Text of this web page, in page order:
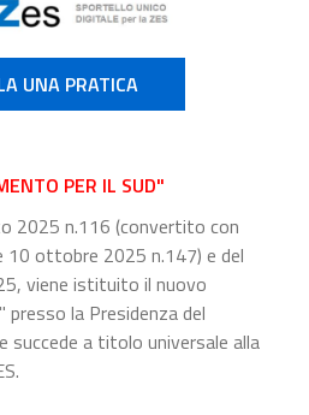
UNA PRATICA
PER IL SUD"
2025 n.116 (convertito con
10 ottobre 2025 n.147) e del
viene istituito il nuovo
la Presidenza del
succede a titolo universale alla